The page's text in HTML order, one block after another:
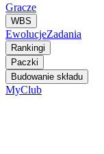
Gracze
WBS
EwolucjeZadania
Rankingi
Paczki
Budowanie składu
MyClub